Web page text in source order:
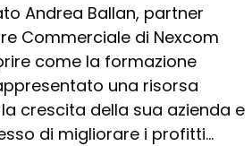
Andrea Ballan, partner
Commerciale di Nexcom
come la formazione
una risorsa
crescita della sua azienda e
di migliorare i profitti...